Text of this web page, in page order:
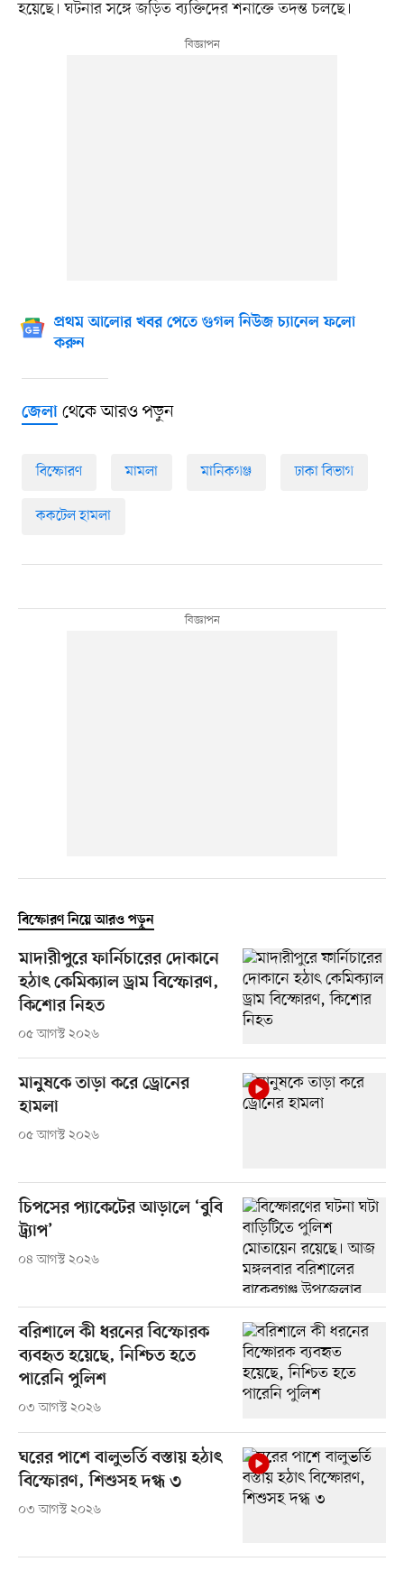
হয়েছে। ঘটনার সঙ্গে জড়িত ব্যক্তিদের শনাক্তে তদন্ত চলছে।
প্রথম আলোর খবর পেতে গুগল নিউজ চ্যানেল ফলো
করুন
জেলাথেকে আরও পড়ুন
বিস্ফোরণ মামলা মানিকগঞ্জ ঢাকা বিভাগ
ককটেল হামলা
বিস্ফোরণ নিয়ে আরও পড়ুন
মাদারীপুরে ফার্নিচারের দোকানে
হঠাৎ কেমিক্যাল ড্রাম বিস্ফোরণ,
কিশোর নিহত
০৫ আগস্ট ২০২৬
মানুষকে তাড়া করে ড্রোনের
হামলা
০৫ আগস্ট ২০২৬
চিপসের প্যাকেটের আড়ালে ‘বুবি
ট্র্যাপ’
০৪ আগস্ট ২০২৬
বরিশালে কী ধরনের বিস্ফোরক
ব্যবহৃত হয়েছে, নিশ্চিত হতে
পারেনি পুলিশ
০৩ আগস্ট ২০২৬
ঘরের পাশে বালুভর্তি বস্তায় হঠাৎ
বিস্ফোরণ, শিশুসহ দগ্ধ ৩
০৩ আগস্ট ২০২৬